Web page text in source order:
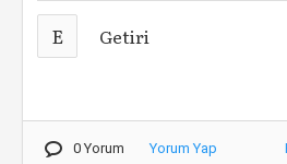
E Getiri
0 Yorum Yorum Yap